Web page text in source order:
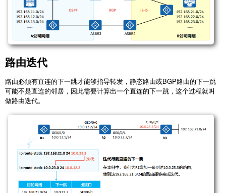
路由迭代
路由必须有直连的下一跳才能够指导转发，静态路由或BGP路由的下一跳
可能不是直连的邻居，因此需要计算出一个直连的下一跳，这个过程就叫
做路由迭代。